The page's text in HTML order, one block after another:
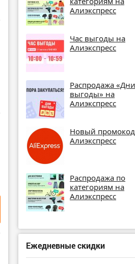
Алиэкспресс
Час выгоды на
Алиэкспресс
Распродажа «Дни
выгоды» на
Алиэкспресс
Новый
Алиэкспресс
Распродажа по
категориям на
Алиэкспресс
Ежедневные скидки